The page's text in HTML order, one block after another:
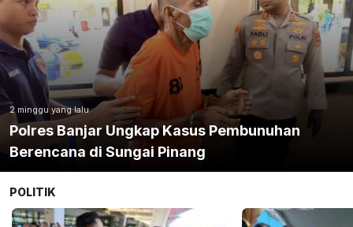
2 minggu yang lalu
Polres Banjar Ungkap Kasus Pembunuhan
Berencana di Sungai Pinang
POLITIK